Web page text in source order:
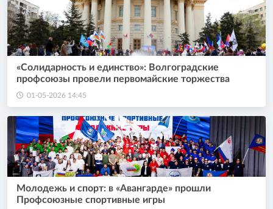
«Солидарность и единство»: Волгоградские
профсоюзы провели первомайские торжества
01-05-2026 14:45
Молодежь и спорт: в «Авангарде» прошли
Профсоюзные спортивные игры